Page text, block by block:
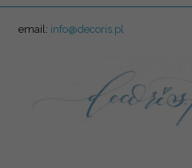
email: info@decoris.pl